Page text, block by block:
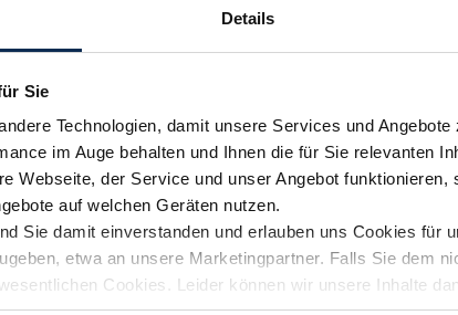
Details
Sie
Technologien, damit unsere Services und
im Auge behalten und Ihnen die für Sie relevanten
Webseite, der Service und unser Angebot
auf welchen Geräten nutzen.
Sie damit einverstanden und erlauben uns Cookies für
etwa an unsere Marketingpartner. Falls Sie dem
Cookies. Leider können wir unsere Inhalte
Weg zu Ihrem Neuwagen unterstützen. Sie können die